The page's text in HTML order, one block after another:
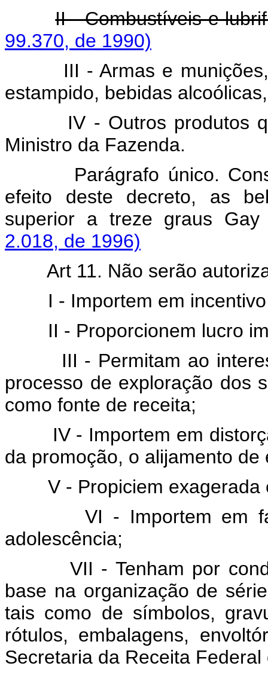
II - Combustíveis e
99.370, de 1990)
III - Armas e munições,
estampido, bebidas
IV - Outros produtos
Ministro da Fazenda.
Parágrafo único.
efeito deste decreto, as
superior a treze graus
2.018, de 1996)
Art 11. Não serão
I - Importem em incentivo
II - Proporcionem lucro
III - Permitam ao
processo de exploração dos
como fonte de receita;
IV - Importem em
da promoção, o alijamento
V - Propiciem exagerada
VI - Importem em fator
adolescência;
VII - Tenham por
base na organização de
tais como de símbolos,
rótulos, embalagens,
Secretaria da Receita